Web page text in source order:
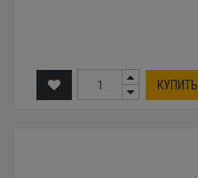
КУПИТЬ